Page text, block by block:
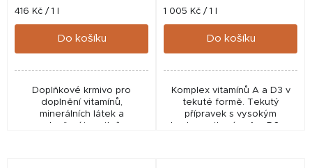
Měrná
cena:
416 Kč / 1 l
Do košíku
Doplňkové krmivo pro
doplnění vitamínů,
minerálních látek a
Měrná
cena:
1 005 Kč / 1 l
Do košíku
Komplex vitamínů A a D3 v
tekuté formě. Tekutý
přípravek s vysokým